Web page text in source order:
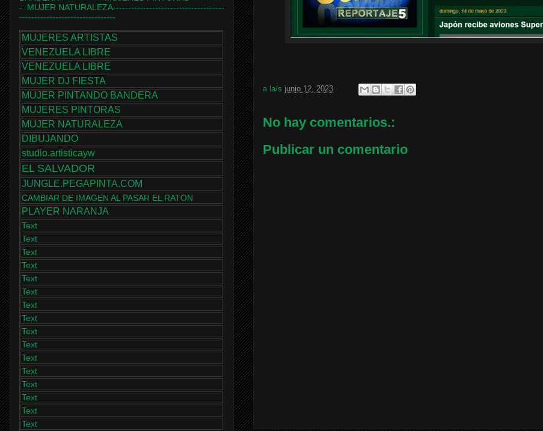
a la/s junio 12, 2023
No hay comentarios.:
Publicar un comentario
- MUJER NATURALEZA-------------------------------------
--------------------------------
MUJERES ARTISTAS
VENEZUELA LIBRE
VENEZUELA LIBRE
MUJER DJ FIESTA
MUJER PINTANDO BANDERA
MUJERES PINTORAS
MUJER NATURALEZA
DIBUJANDO
studio.artisticayw
EL SALVADOR
JUNGLE.PEGAPINTA.COM
CAMBIAR DE IMAGEN AL PASAR EL RATON
PLAYER NARANJA
Text
Text
Text
Text
Text
Text
Text
Text
Text
Text
Text
Text
Text
Text
Text
Text